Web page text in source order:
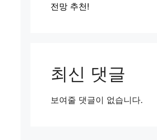
전망 추천!
최신 댓글
보여줄 댓글이 없습니다.